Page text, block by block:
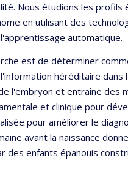
Nous étudions les profils
en utilisant des
automatique.
est de déterminer
héréditaire
l'embryon et entraîne des
et clinique pour
pour améliorer le
avant la naissance
des enfants épanouis